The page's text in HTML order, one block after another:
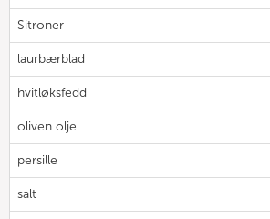
Sitroner
laurbærblad
hvitløksfedd
oliven olje
persille
salt